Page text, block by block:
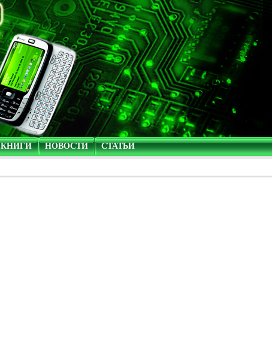
КНИГИ НОВОСТИ СТАТЬИ